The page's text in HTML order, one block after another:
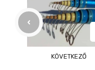
o
o
k
g
er
KÖVETKEZŐ